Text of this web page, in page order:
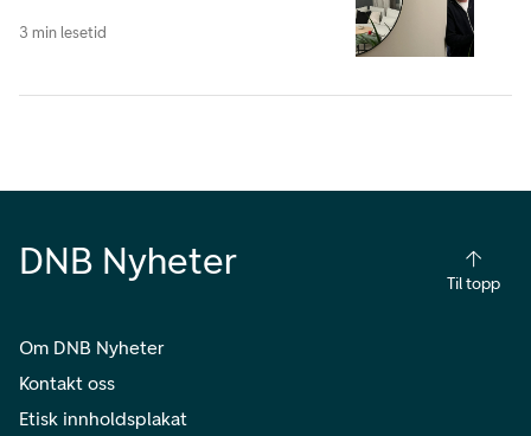
3 min lesetid
DNB Nyheter
Til topp
Om DNB Nyheter
Kontakt oss
Etisk innholdsplakat